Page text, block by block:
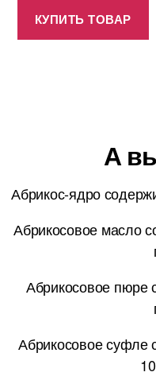
КУПИТЬ ТОВАР
А
Абрикос-ядро
Абрикосовое масло
Абрикосовое пюре
Абрикосовое суфле